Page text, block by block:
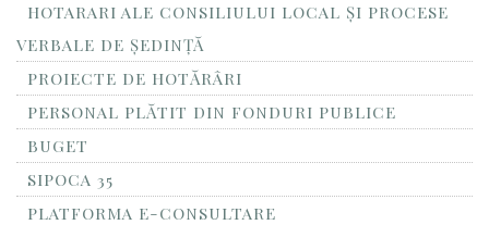
HOTARARI ALE CONSILIULUI LOCAL ȘI PROCESE
VERBALE DE ȘEDINȚĂ
PROIECTE DE HOTĂRÂRI
PERSONAL PLĂTIT DIN FONDURI PUBLICE
BUGET
SIPOCA 35
PLATFORMA E-CONSULTARE